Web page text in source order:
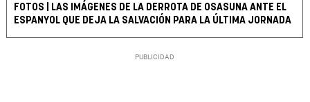
FOTOS | LAS IMÁGENES DE LA DERROTA DE OSASUNA ANTE EL
ESPANYOL QUE DEJA LA SALVACIÓN PARA LA ÚLTIMA JORNADA